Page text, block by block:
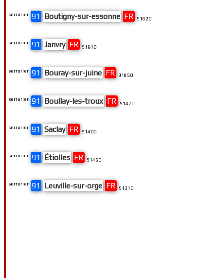
serrurier 91 Leuville-sur-orge FR 91310
serrurier 91 Étiolles FR 91450
serrurier 91 Saclay FR 91400
serrurier 91 Boullay-les-troux FR 91470
serrurier 91 Bouray-sur-juine FR 91850
serrurier 91 Janvry FR 91640
serrurier 91 Boutigny-sur-essonne FR 91820